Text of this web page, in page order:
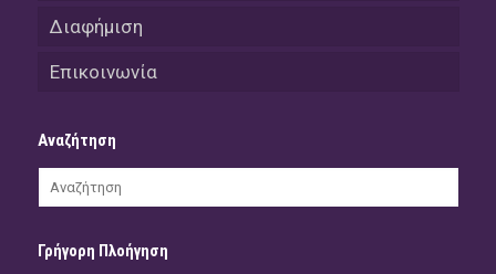
Διαφήμιση
Επικοινωνία
Αναζήτηση
Γρήγορη Πλοήγηση